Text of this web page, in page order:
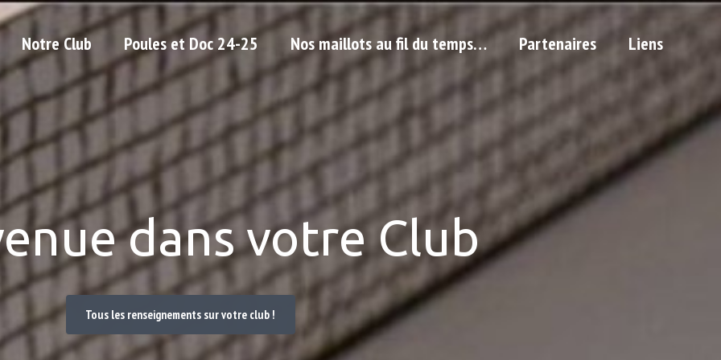
Notre Club Poules et Doc 24-25 Nos maillots au fil du temps… Partenaires Liens
dans votre Club
Tous les renseignements sur votre club !